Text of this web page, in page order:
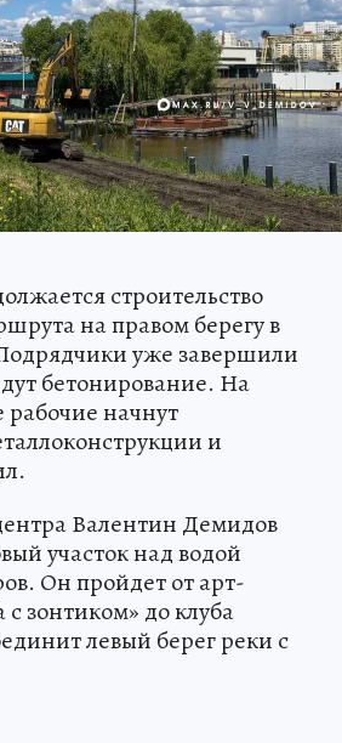
строительство
на правом берегу в
уже завершили
бетонирование. На
начнут
и
Валентин Демидов
участок над водой
Он пройдет от арт-
с зонтиком» до клуба
левый берег реки с